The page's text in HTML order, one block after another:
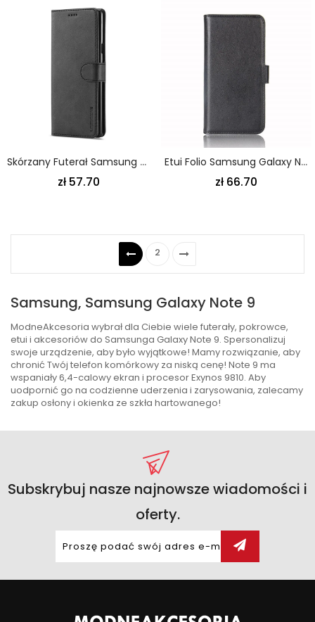
Skórzany Futerał Samsung Galaxy Note 9 Szary Czarny Etui Na Telefon Lc.Imeeke Efekt Skóry
zł 57.70
Etui Folio Samsung Galaxy Note 9 Brązowy Czarny Dwoina Skóry
zł 66.70
2
Samsung, Samsung Galaxy Note 9
ModneAkcesoria wybrał dla Ciebie wiele futerały, pokrowce,
etui i akcesoriów do Samsunga Galaxy Note 9. Spersonalizuj
swoje urządzenie, aby było wyjątkowe! Mamy rozwiązanie, aby
chronić Twój telefon komórkowy za niską cenę! Note 9 ma
wspaniały 6,4-calowy ekran i procesor Exynos 9810. Aby
uodpornić go na codzienne uderzenia i zarysowania, zalecamy
zakup osłony i okienka ze szkła hartowanego!
Subskrybuj nasze najnowsze wiadomości i
oferty.